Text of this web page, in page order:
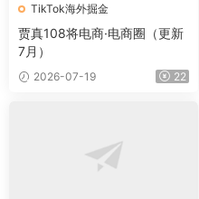
TikTok海外掘金
贾真108将电商·电商圈（更新
7月）
2026-07-19 22